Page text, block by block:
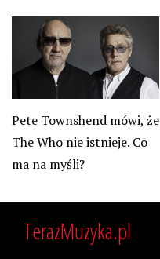
Pete Townshend mówi, że
The Who nie istnieje. Co
ma na myśli?
TerazMuzyka.pl